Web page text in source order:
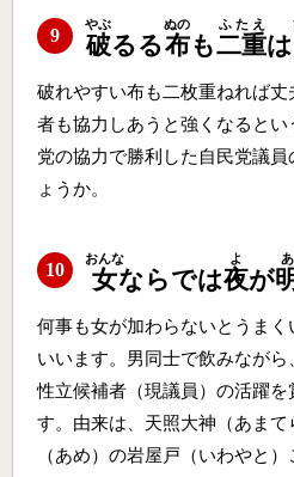
9 破
やぶ
るる布
ぬの
も二重
ふたえ
は
破れやすい布も二枚重ねれば
者も協力しあうと強くなると
党の協力で勝利した自民党議
ょうか。
10 女
おんな
ならでは夜
よ
が
あ
何事も女が加わらないとうま
いいます。男同士で飲みなが
性立候補者（現議員）の活躍を
す。由来は、天照大神（あま
（あめ）の岩屋戸（いわやと）